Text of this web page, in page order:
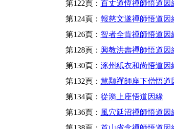
第122頁： 百丈道恆禪師悟道因
第124頁： 報慈文遂禪師悟道因
第126頁： 智者全肯禪師悟道因
第128頁： 興教洪壽禪師悟道因
第130頁： 涿州紙衣和尚悟道因
第132頁： 慧颙禪師座下僧悟道
第134頁： 從漪上座悟道因緣
第136頁： 風穴延沼禪師悟道因